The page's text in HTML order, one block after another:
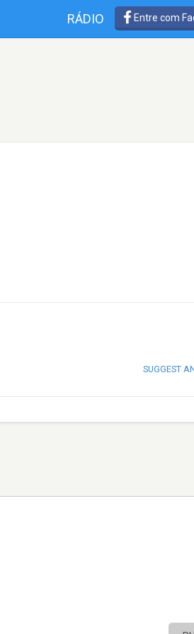
RÁDIO Entre com
SUGGEST